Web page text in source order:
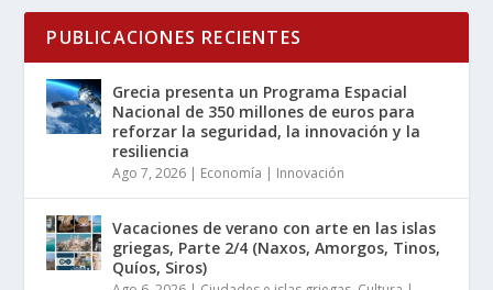
PUBLICACIONES RECIENTES
Grecia presenta un Programa Espacial
Nacional de 350 millones de euros para
reforzar la seguridad, la innovación y la
resiliencia
Ago 7, 2026 | Economía | Innovación
Vacaciones de verano con arte en las islas
griegas, Parte 2/4 (Naxos, Amorgos, Tinos,
Quíos, Siros)